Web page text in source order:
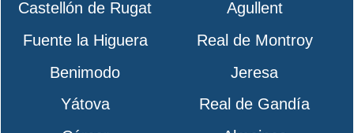
Castellón de Rugat
Agullent
Fuente la Higuera
Real de Montroy
Benimodo
Jeresa
Yátova
Real de Gandía